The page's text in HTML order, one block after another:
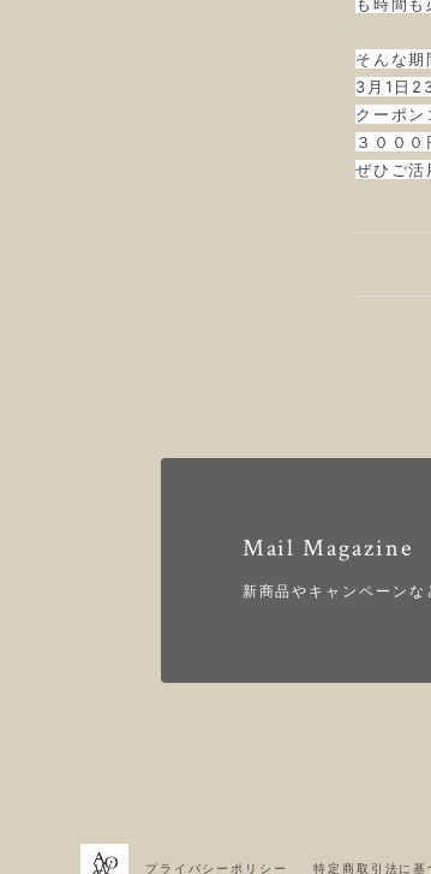
そんな
3月1日
クーポ
３００
ぜひご活
Mail Magazine
新商品やキャンペーンな
プライバシーポリシー 特定商取引法に基